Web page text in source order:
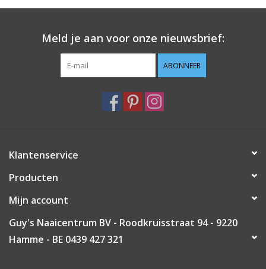
Meld je aan voor onze nieuwsbrief:
ABONNEER
Klantenservice
Producten
Mijn account
Guy's Naaicentrum BV - Roodkruisstraat 94 - 9220
Hamme - BE 0439 427 321